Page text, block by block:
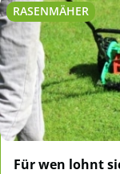
RASENMÄHER
Für wen lohnt